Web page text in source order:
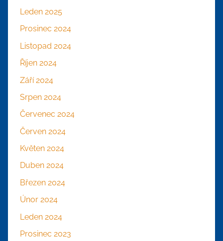
Leden 2025
Prosinec 2024
Listopad 2024
Říjen 2024
Září 2024
Srpen 2024
Červenec 2024
Červen 2024
Květen 2024
Duben 2024
Březen 2024
Únor 2024
Leden 2024
Prosinec 2023